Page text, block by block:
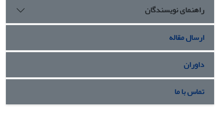
راهنمای نویسندگان
ارسال مقاله
داوران
تماس با ما